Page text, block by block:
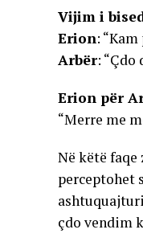
Vijim i
Erion:
Arbër: “Çdo
Erion për
“Merre me
Në këtë
perceptohet
çdo vendim